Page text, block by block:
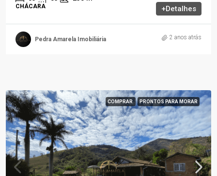
CHÁCARA +Detalhes
Pedra Amarela Imobiliária 2 anos atrás
COMPRAR PRONTOS PARA MORAR